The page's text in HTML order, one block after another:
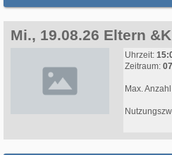
Mi., 19.08.26 Eltern
Uhrzeit:
Zeitraum:
Max.